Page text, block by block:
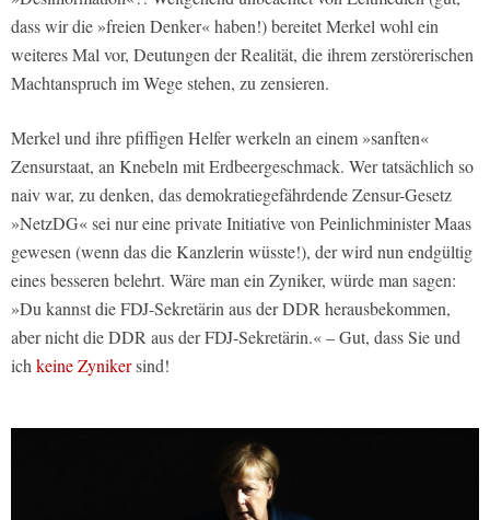
dass wir die »freien Denker« haben!) bereitet Merkel wohl ein
weiteres Mal vor, Deutungen der Realität, die ihrem zerstörerischen
Machtanspruch im Wege stehen, zu zensieren.
Merkel und ihre pfiffigen Helfer werkeln an einem »sanften«
Zensurstaat, an Knebeln mit Erdbeergeschmack. Wer tatsächlich so
naiv war, zu denken, das demokratiegefährdende Zensur-Gesetz
»NetzDG« sei nur eine private Initiative von Peinlichminister Maas
gewesen (wenn das die Kanzlerin wüsste!), der wird nun endgültig
eines besseren belehrt. Wäre man ein Zyniker, würde man sagen:
»Du kannst die FDJ-Sekretärin aus der DDR herausbekommen,
aber nicht die DDR aus der FDJ-Sekretärin.« – Gut, dass Sie und
ich keine Zynikersind!